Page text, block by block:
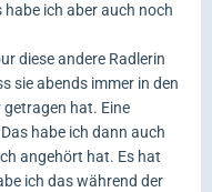
ich aber auch noch
diese andere Radlerin
sie abends immer in den
getragen hat. Eine
habe ich dann auch
angehört hat. Es hat
ich das während der